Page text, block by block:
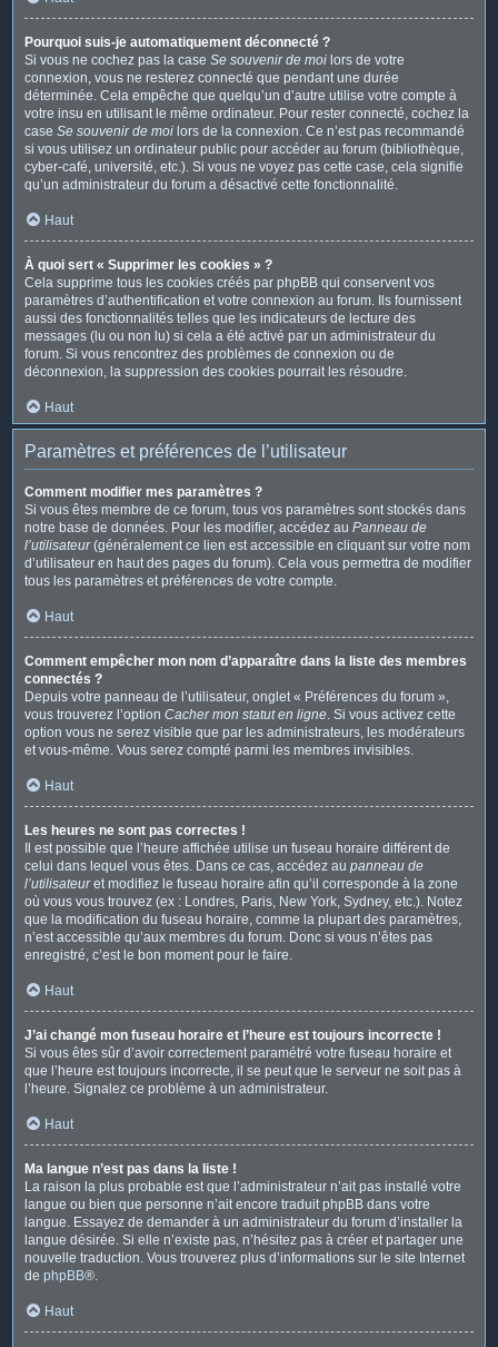
Pourquoi suis-je automatiquement déconnecté ?
Si vous ne cochez pas la case Se souvenir de moi lors de votre
connexion, vous ne resterez connecté que pendant une durée
déterminée. Cela empêche que quelqu’un d’autre utilise votre compte à
votre insu en utilisant le même ordinateur. Pour rester connecté, cochez la
case Se souvenir de moi lors de la connexion. Ce n’est pas recommandé
si vous utilisez un ordinateur public pour accéder au forum (bibliothèque,
cyber-café, université, etc.). Si vous ne voyez pas cette case, cela signifie
qu’un administrateur du forum a désactivé cette fonctionnalité.
Haut
À quoi sert « Supprimer les cookies » ?
Cela supprime tous les cookies créés par phpBB qui conservent vos
paramètres d’authentification et votre connexion au forum. Ils fournissent
aussi des fonctionnalités telles que les indicateurs de lecture des
messages (lu ou non lu) si cela a été activé par un administrateur du
forum. Si vous rencontrez des problèmes de connexion ou de
déconnexion, la suppression des cookies pourrait les résoudre.
Haut
Paramètres et préférences de l’utilisateur
Comment modifier mes paramètres ?
Si vous êtes membre de ce forum, tous vos paramètres sont stockés dans
notre base de données. Pour les modifier, accédez au Panneau de
l’utilisateur(généralement ce lien est accessible en cliquant sur votre nom
d’utilisateur en haut des pages du forum). Cela vous permettra de modifier
tous les paramètres et préférences de votre compte.
Haut
Comment empêcher mon nom d’apparaître dans la liste des membres
connectés ?
Depuis votre panneau de l’utilisateur, onglet « Préférences du forum »,
vous trouverez l’option Cacher mon statut en ligne. Si vous activez cette
option vous ne serez visible que par les administrateurs, les modérateurs
et vous-même. Vous serez compté parmi les membres invisibles.
Haut
Les heures ne sont pas correctes !
Il est possible que l’heure affichée utilise un fuseau horaire différent de
celui dans lequel vous êtes. Dans ce cas, accédez au panneau de
l’utilisateuret modifiez le fuseau horaire afin qu’il corresponde à la zone
où vous vous trouvez (ex : Londres, Paris, New York, Sydney, etc.). Notez
que la modification du fuseau horaire, comme la plupart des paramètres,
n’est accessible qu’aux membres du forum. Donc si vous n’êtes pas
enregistré, c’est le bon moment pour le faire.
Haut
J’ai changé mon fuseau horaire et l’heure est toujours incorrecte !
Si vous êtes sûr d’avoir correctement paramétré votre fuseau horaire et
que l’heure est toujours incorrecte, il se peut que le serveur ne soit pas à
l’heure. Signalez ce problème à un administrateur.
Haut
Ma langue n’est pas dans la liste !
La raison la plus probable est que l’administrateur n’ait pas installé votre
langue ou bien que personne n’ait encore traduit phpBB dans votre
langue. Essayez de demander à un administrateur du forum d’installer la
langue désirée. Si elle n’existe pas, n’hésitez pas à créer et partager une
nouvelle traduction. Vous trouverez plus d’informations sur le site Internet
de phpBB®.
Haut